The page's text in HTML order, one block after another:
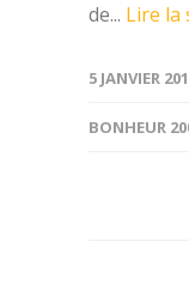
de... Lire la
5 JANVIER
BONHEUR